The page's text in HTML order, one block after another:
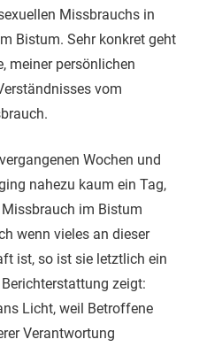
Missbrauchs in
Bistum. Sehr konkret geht
meiner persönlichen
vom
Wochen und
nahezu kaum ein Tag,
im Bistum
wenn vieles an dieser
ist, so ist sie letztlich ein
zeigt:
Licht, weil Betroffene
Verantwortung